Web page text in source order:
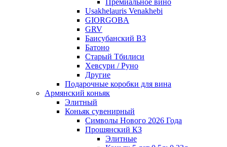
Премиальное вино
Usakhelauris Venakhebi
GIORGOBA
GRV
Баисубанский ВЗ
Батоно
Старый Тбилиси
Хевсури / Руно
Другие
Подарочные коробки для вина
Армянский коньяк
Элитный
Коньяк сувенирный
Символы Нового 2026 Года
Прошянский КЗ
Элитные